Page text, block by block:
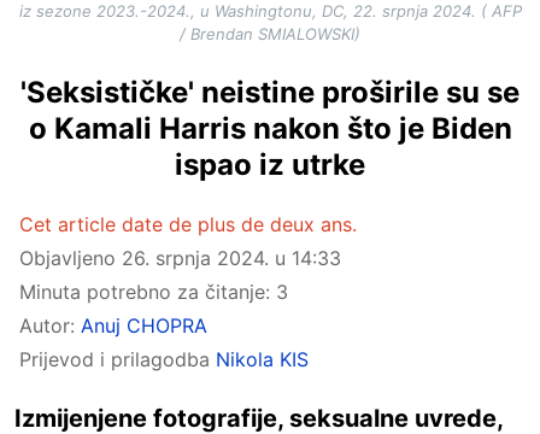
iz sezone 2023.-2024., u Washingtonu, DC, 22. srpnja 2024. ( AFP
/ Brendan SMIALOWSKI)
'Seksističke' neistine proširile su se
o Kamali Harris nakon što je Biden
ispao iz utrke
Cet article date de plus de deux ans.
Objavljeno 26. srpnja 2024. u 14:33
Minuta potrebno za čitanje: 3
Autor: Anuj CHOPRA
Prijevod i prilagodba Nikola KIS
Izmijenjene fotografije, seksualne uvrede,